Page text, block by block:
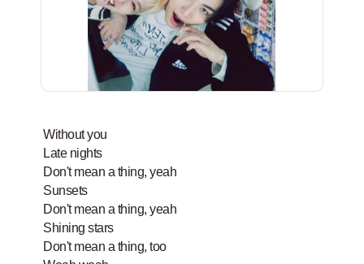
Without you
Late nights
Don't mean a thing, yeah
Sunsets
Don't mean a thing, yeah
Shining stars
Don't mean a thing, too